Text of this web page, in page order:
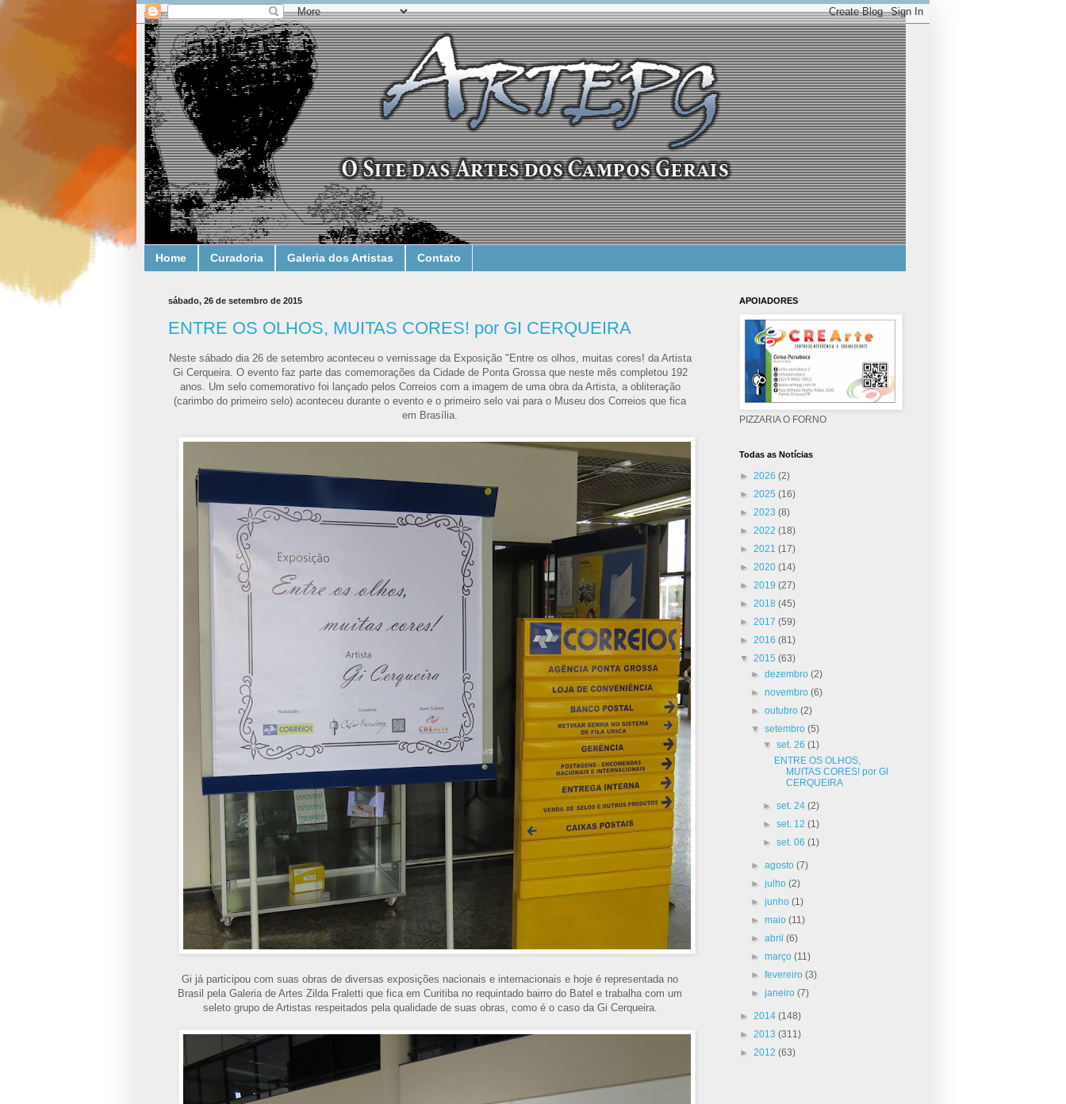
Home Curadoria Galeria dos Artistas Contato
sábado, 26 de setembro de 2015
ENTRE OS OLHOS, MUITAS CORES! por GI CERQUEIRA
Neste sábado dia 26 de setembro aconteceu o vernissage da Exposição "Entre os olhos, muitas cores! da Artista
Gi Cerqueira. O evento faz parte das comemorações da Cidade de Ponta Grossa que neste mês completou 192
anos. Um selo comemorativo foi lançado pelos Correios com a imagem de uma obra da Artista, a obliteração
(carimbo do primeiro selo) aconteceu durante o evento e o primeiro selo vai para o Museu dos Correios que fica
em Brasília.
Gi já participou com suas obras de diversas exposições nacionais e internacionais e hoje é representada no
Brasil pela Galeria de Artes Zilda Fraletti que fica em Curitiba no requintado bairro do Batel e trabalha com um
seleto grupo de Artistas respeitados pela qualidade de suas obras, como é o caso da Gi Cerqueira.
APOIADORES
PIZZARIA O FORNO
Todas as Notícias
► 2026 (2)
► 2025 (16)
► 2023 (8)
► 2022 (18)
► 2021 (17)
► 2020 (14)
► 2019 (27)
► 2018 (45)
► 2017 (59)
► 2016 (81)
▼ 2015 (63)
►dezembro(2)
►novembro(6)
►outubro(2)
▼setembro(5)
▼ set. 26 (1)
ENTRE OS OLHOS,
MUITAS CORES! por GI
CERQUEIRA
► set. 24 (2)
► set. 12 (1)
► set. 06 (1)
►agosto(7)
►julho(2)
►junho(1)
►maio(11)
►abril(6)
►março(11)
►fevereiro(3)
►janeiro(7)
► 2014 (148)
► 2013 (311)
► 2012 (63)